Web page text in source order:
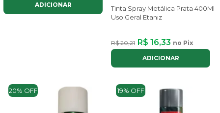
ADICIONAR
Tinta Spray Metálica Prata 400Ml
Uso Geral Etaniz
R$ 20,21 R$ 16,33 no Pix
ADICIONAR
20% OFF 19% OFF